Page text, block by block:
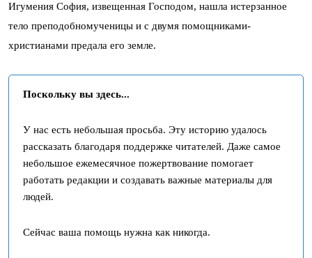
Игумения София, извещенная Господом, нашла истерзанное
тело преподобномученицы и с двумя помощниками-
христианами предала его земле.
Поскольку вы здесь...
У нас есть небольшая просьба. Эту историю удалось
рассказать благодаря поддержке читателей. Даже самое
небольшое ежемесячное пожертвование помогает
работать редакции и создавать важные материалы для
людей.
Сейчас ваша помощь нужна как никогда.